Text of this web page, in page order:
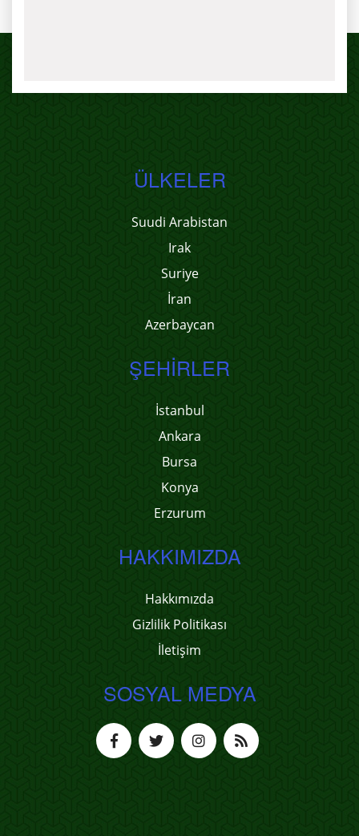
ÜLKELER
Suudi Arabistan
Irak
Suriye
İran
Azerbaycan
ŞEHIRLER
İstanbul
Ankara
Bursa
Konya
Erzurum
HAKKIMIZDA
Hakkımızda
Gizlilik Politikası
İletişim
SOSYAL MEDYA